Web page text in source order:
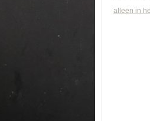
alleen in